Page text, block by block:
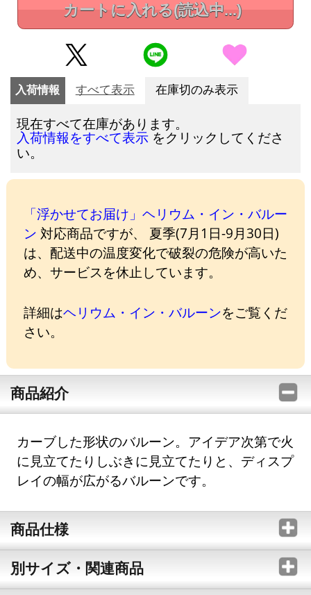
カートに入れる(読込中...)
入荷情報 すべて表示 在庫切のみ表示
現在すべて在庫があります。
入荷情報をすべて表示 をクリックしてくださ
い。
「浮かせてお届け」ヘリウム・イン・バルー
ン 対応商品ですが、 夏季(7月1日-9月30日)
は、配送中の温度変化で破裂の危険が高いた
め、サービスを休止しています。
詳細はヘリウム・イン・バルーンをご覧くだ
さい。
商品紹介
カーブした形状のバルーン。アイデア次第で火
に見立てたりしぶきに見立てたりと、ディスプ
レイの幅が広がるバルーンです。
商品仕様
別サイズ・関連商品